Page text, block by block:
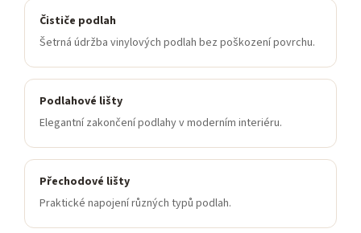
Čističe podlah
Šetrná údržba vinylových podlah bez poškození povrchu.
Podlahové lišty
Elegantní zakončení podlahy v moderním interiéru.
Přechodové lišty
Praktické napojení různých typů podlah.